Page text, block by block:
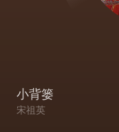
小背篓
宋祖英